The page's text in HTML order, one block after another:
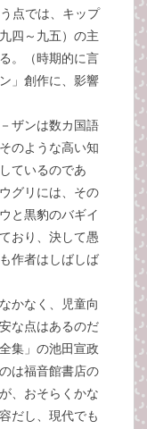
点では、キップ
四～九五）の主
。（時期的に言
」創作に、影響
ザンは数カ国語
のような高い知
ているのであ
グリには、その
と黒豹のバギイ
おり、決して愚
作者はしばしば
かなく、児童向
な点はあるのだ
集」の池田宣政
は福音館書店の
、おそらくかな
だし、現代でも